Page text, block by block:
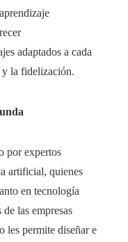
adaptados a cada
y la fidelización.
por expertos
artificial, quienes
en tecnología
las empresas
les permite diseñar e